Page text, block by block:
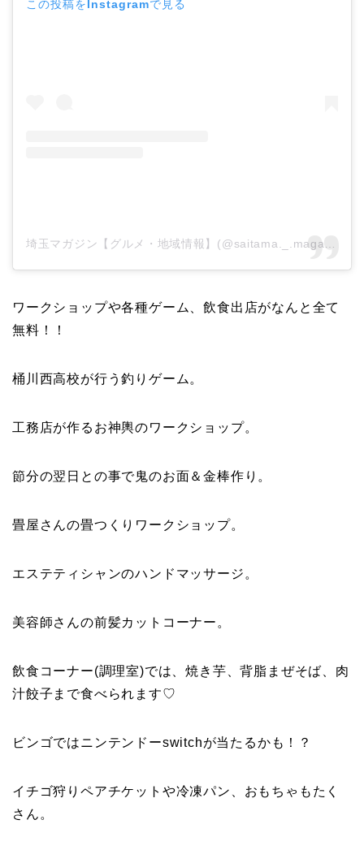
この投稿をInstagramで見る
埼玉マガジン【グルメ・地域情報】(@saitama._.magajin)がシェアした投稿
ワークショップや各種ゲーム、飲食出店がなんと全て
無料！！
桶川西高校が行う釣りゲーム。
工務店が作るお神輿のワークショップ。
節分の翌日との事で鬼のお面＆金棒作り。
畳屋さんの畳つくりワークショップ。
エステティシャンのハンドマッサージ。
美容師さんの前髪カットコーナー。
飲食コーナー(調理室)では、焼き芋、背脂まぜそば、肉
汁餃子まで食べられます♡
ビンゴではニンテンドーswitchが当たるかも！？
イチゴ狩りペアチケットや冷凍パン、おもちゃもたく
さん。